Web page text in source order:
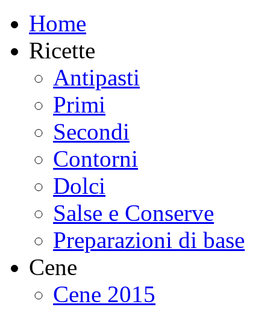
Home
Ricette
Antipasti
Primi
Secondi
Contorni
Dolci
Salse e Conserve
Preparazioni di base
Cene
Cene 2015